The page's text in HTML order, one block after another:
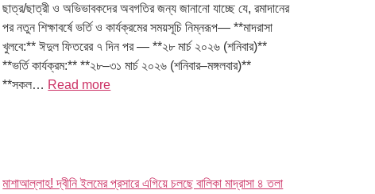
ছাত্র/ছাত্রী ও অভিভাবকদের অবগতির জন্য জানানো যাচ্ছে যে, রমাদানের
পর নতুন শিক্ষাবর্ষে ভর্তি ও কার্যক্রমের সময়সূচি নিম্নরূপ— **মাদরাসা
খুলবে:** ঈদুল ফিতরের ৭ দিন পর — **২৮ মার্চ ২০২৬ (শনিবার)**
**ভর্তি কার্যক্রম:** **২৮–৩১ মার্চ ২০২৬ (শনিবার–মঙ্গলবার)**
**সকল… Read more
মাশাআল্লাহ! দ্বীনি ইলমের প্রসারে এগিয়ে চলছে বালিকা মাদ্রাসা ৪ তলা